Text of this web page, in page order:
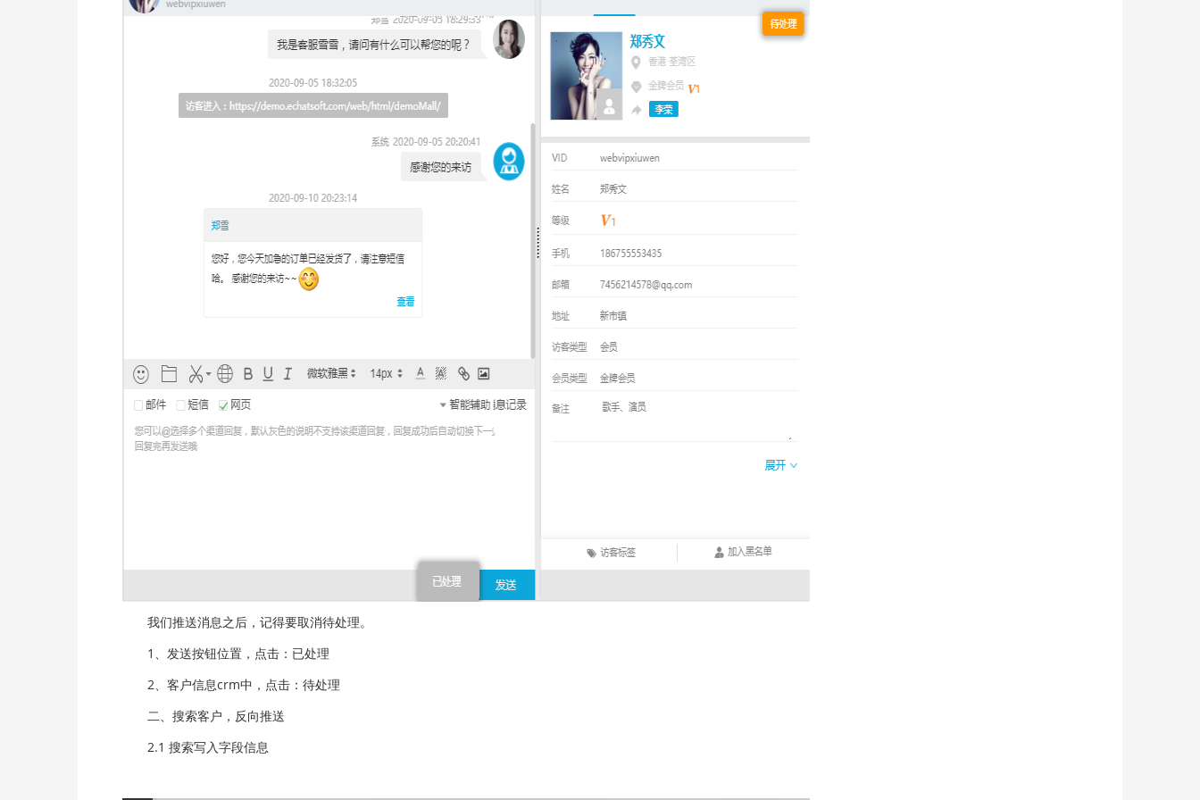
我们推送消息之后，记得要取消待处理。
1、发送按钮位置，点击：已处理
2、客户信息crm中，点击：待处理
二、搜索客户，反向推送
2.1 搜索写入字段信息